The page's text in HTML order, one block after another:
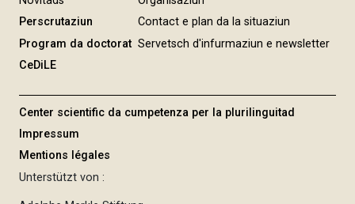
Perscrutaziun
Program da doctorat
CeDiLE
Contact e plan da la situaziun
Servetsch d'infurmaziun e newsletter
Center scientific da cumpetenza per la plurilinguitad
Impressum
Mentions légales
Unterstützt von :